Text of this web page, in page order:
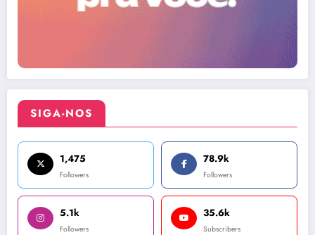
SIGA-NOS
1,475
Followers
78.9k
Followers
5.1k
Followers
35.6k
Subscribers